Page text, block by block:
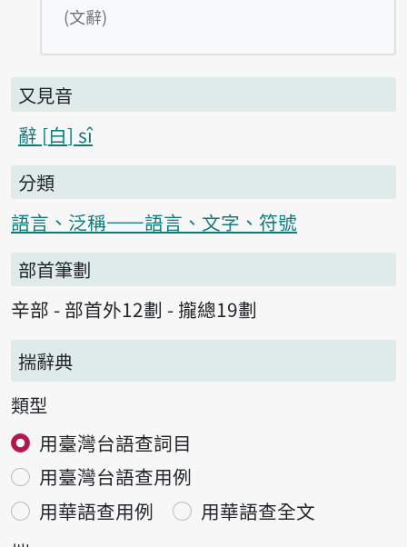
(文辭)
又見音
辭 白 sî
分類
語言、泛稱——語言、文字、符號
部首筆劃
辛部 - 部首外12劃 - 攏總19劃
揣辭典
類型
用臺灣台語查詞目
用臺灣台語查用例
用華語查用例
用華語查全文